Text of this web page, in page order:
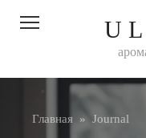
U L
Главная » Journal